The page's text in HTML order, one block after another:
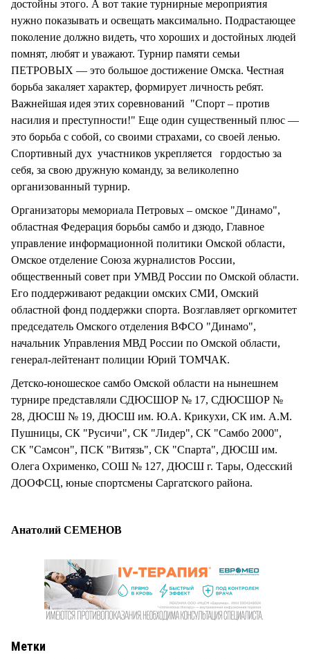
достойны этого. А вот такие турнирные мероприятия
нужно показывать и освещать максимально. Подрастающее
поколение должно видеть, что хороших и достойных людей
помнят, любят и уважают. Турнир памяти семьи
ПЕТРОВЫХ — это большое достижение Омска. Честная
борьба закаляет характер, формирует личность ребят.
Важнейшая идея этих соревнований "Спорт – против
насилия и преступности!" Еще один существенный плюс —
это борьба с собой, со своими страхами, со своей ленью.
Спортивный дух участников укрепляется гордостью за
себя, за свою дружную команду, за великолепно
организованный турнир.
Организаторы мемориала Петровых – омское "Динамо",
областная Федерация борьбы самбо и дзюдо, Главное
управление информационной политики Омской области,
Омское отделение Союза журналистов России,
общественный совет при УМВД России по Омской области.
Его поддерживают редакции омских СМИ, Омский
областной фонд поддержки спорта. Возглавляет оргкомитет
председатель Омского отделения ВФСО "Динамо",
начальник Управления МВД России по Омской области,
генерал-лейтенант полиции Юрий ТОМЧАК.
Детско-юношеское самбо Омской области на нынешнем
турнире представляли СДЮСШОР № 17, СДЮСШОР №
28, ДЮСШ № 19, ДЮСШ им. Ю.А. Крикухи, СК им. А.М.
Пушницы, СК "Русичи", СК "Лидер", СК "Самбо 2000",
СК "Самсон", ПСК "Витязь", СК "Спарта", ДЮСШ им.
Олега Охрименко, СОШ № 127, ДЮСШ г. Тары, Одесский
ДООФСЦ, юные спортсмены Саргатского района.
Анатолий СЕМЕНОВ
Метки